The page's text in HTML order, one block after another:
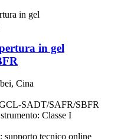
in gel
Cina
SADT/SAFR/SBFR
Classe I
supporto tecnico online